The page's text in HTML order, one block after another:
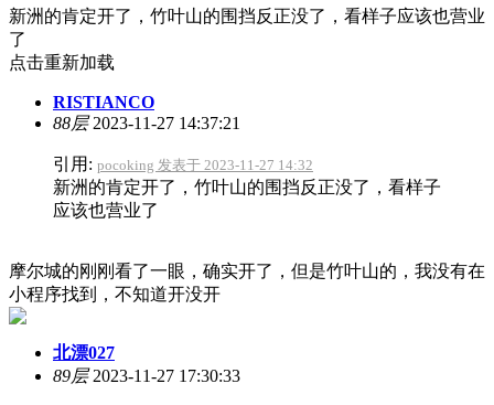
新洲的肯定开了，竹叶山的围挡反正没了，看样子应该也营业
了
点击重新加载
RISTIANCO
88层2023-11-27 14:37:21
引用: pocoking 发表于 2023-11-27 14:32
新洲的肯定开了，竹叶山的围挡反正没了，看样子
应该也营业了
摩尔城的刚刚看了一眼，确实开了，但是竹叶山的，我没有在
小程序找到，不知道开没开
北漂027
89层2023-11-27 17:30:33